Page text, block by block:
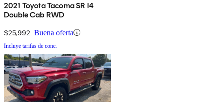
2021 Toyota Tacoma SR I4
Double Cab RWD
$25,992 Buena oferta
Incluye tarifas de conc.